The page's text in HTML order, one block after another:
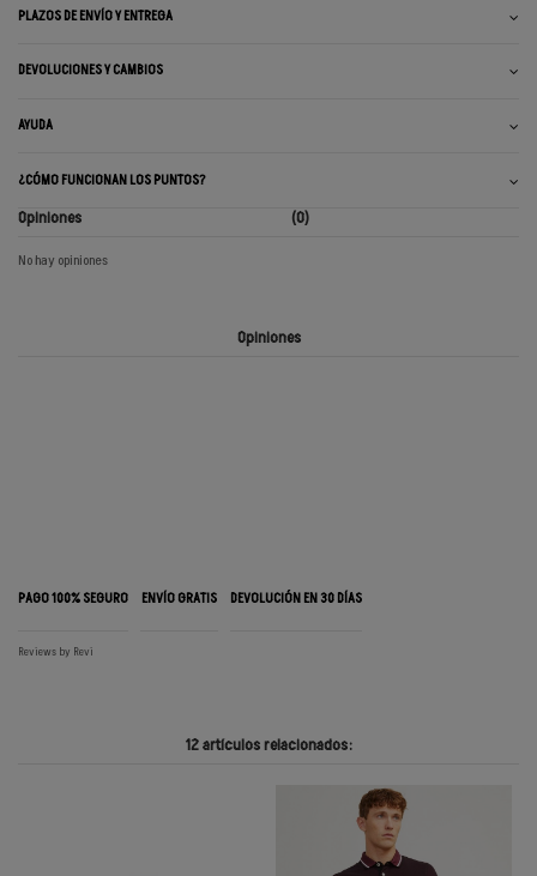
PLAZOS DE ENVÍO Y ENTREGA
DEVOLUCIONES Y CAMBIOS
AYUDA
¿CÓMO FUNCIONAN LOS PUNTOS?
Opiniones (0)
No hay opiniones
Opiniones
PAGO 100% SEGURO ENVÍO GRATIS DEVOLUCIÓN EN 30 DÍAS
Reviews by Revi
12 artículos relacionados: